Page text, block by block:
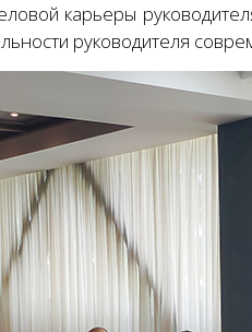
карьеры
руководителя